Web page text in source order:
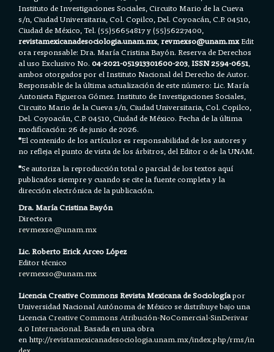
Instituto de Investigaciones Sociales, Circuito Mario de la Cueva
s/n, Ciudad Universitaria, Col. Copilco, Del. Coyoacán, C.P. 04510,
Ciudad de México, Tel. (55)56654817 y (55)56227400,
revistamexicanadesociologia.unam.mx,revmexso@unam.mxEdit
ora responsable: Dra. María Cristina Bayón. Reserva de Derechos
al uso Exclusivo No.04-2021-051913301600-203,ISSN 2594-0651,
ambos otorgados por el Instituto Nacional del Derecho de Autor.
Responsable de la última actualización de este número: Lic. María
Antonieta Figueroa Gómez. Instituto de Investigaciones Sociales,
Circuito Mario de la Cueva s/n, Ciudad Universitaria, Col. Copilco,
Del. Coyoacán, C.P. 04510, Ciudad de México. Fecha de la última
modificación: 26 de junio de 2026.
*El contenido de los artículos es responsabilidad de los autores y
no refleja el punto de vista de los árbitros, del Editor o de la UNAM.
*Se autoriza la reproducción total o parcial de los textos aquí
publicados siempre y cuando se cite la fuente completa y la
dirección electrónica de la publicación.
Dra. María Cristina Bayón
Directora
revmexso@unam.mx
Lic. Roberto Erick Arceo López
Editor técnico
revmexso@unam.mx
Licencia Creative Commons Revista Mexicana de Sociologíapor
Universidad Nacional Autónoma de México se distribuye bajo una
LicenciaCreative Commons Atribución-NoComercial-SinDerivar
4.0 Internacional.Basada en una obra
en http://revistamexicanadesociologia.unam.mx/index.php/rms/in